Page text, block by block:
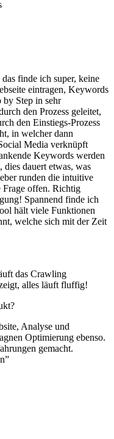
finde ich super, keine
eintragen, Keywords
by Step in sehr
den Prozess geleitet,
den Einstiegs-Prozess
in welcher dann
Media verknüpft
Keywords werden
dies dauert etwas, was
runden die intuitive
Frage offen. Richtig
Spannend finde ich
hält viele Funktionen
welche sich mit der Zeit
das Crawling
alles läuft fluffig!
Analyse und
Optimierung ebenso.
gemacht.